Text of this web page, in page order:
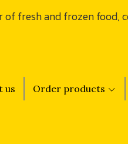
fresh and frozen food,
us Order products